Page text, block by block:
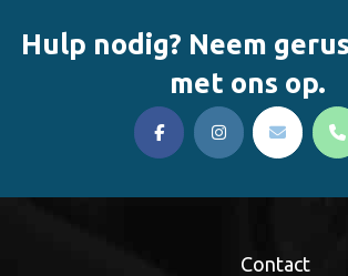
Hulp nodig? Neem
met ons op.
Contact